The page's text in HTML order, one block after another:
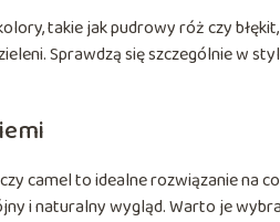
takie jak pudrowy róż czy
Sprawdzą się szczególnie w
camel to idealne rozwiązanie na
i naturalny wygląd. Warto je